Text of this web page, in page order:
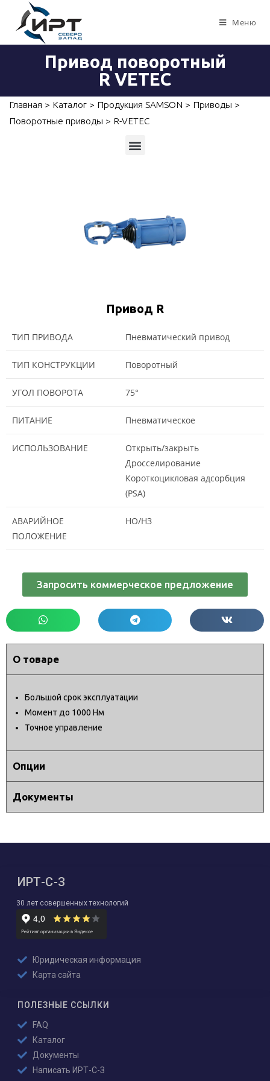
Меню
Привод поворотный
R VETEC
Главная > Каталог > Продукция SAMSON > Приводы >
Поворотные приводы > R-VETEC
Привод R
ТИП ПРИВОДА Пневматический привод
АВАРИЙНОЕ
ПОЛОЖЕНИЕ
НО/НЗ
ТИП КОНСТРУКЦИИ Поворотный
УГОЛ ПОВОРОТА 75°
ПИТАНИЕ Пневматическое
ИСПОЛЬЗОВАНИЕ
Открыть/закрыть
Дросселирование
Короткоцикловая адсорбция
(PSA)
Запросить коммерческое предложение
О товаре
Большой срок эксплуатации
Момент до 1000 Нм
Точное управление
Опции
Документы
ИРТ-С-З
30 лет совершенных технологий
Юридическая информация
Карта сайта
ПОЛЕЗНЫЕ ССЫЛКИ
FAQ
Каталог
Документы
Написать ИРТ-С-З